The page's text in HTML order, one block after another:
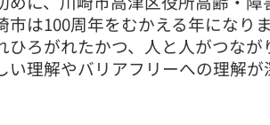
市は100周年をむかえる年になり
ひろがれたかつ、人と人がつな
い理解やバリアフリーへの理解